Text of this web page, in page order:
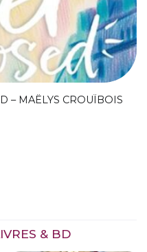
– MAËLYS CROUÏBOIS
& BD